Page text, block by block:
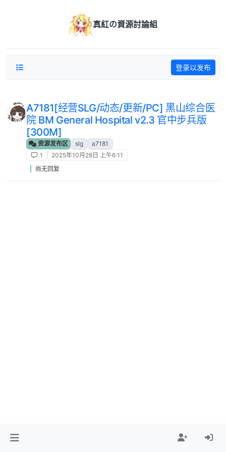
真紅の資源討論組
登录以发布
A7181[经营SLG/动态/更新/PC] 黑山综合医
院 BM General Hospital v2.3 官中步兵版
[300M]
资源发布区 slg
a7181
1
2025年10月28日 上午6:11
尚无回复